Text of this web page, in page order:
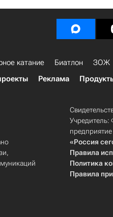
катание Биатлон ЗОЖ
Реклама
Учредитель:
«Россия
Правила
Политика
Правила